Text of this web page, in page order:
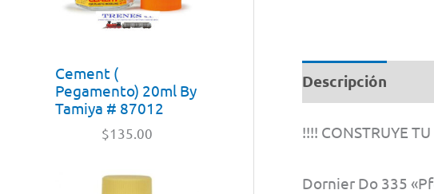
Cement (
Pegamento) 20ml By
Tamiya # 87012
$135.00
Descripción
!!!! CONSTRUYE
Dornier Do 335